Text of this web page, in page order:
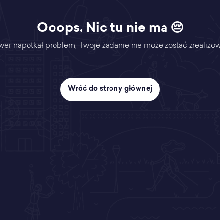
Ooops. Nic tu nie ma 😔
napotkał problem, Twoje żądanie nie może zostać
Wróć do strony głównej